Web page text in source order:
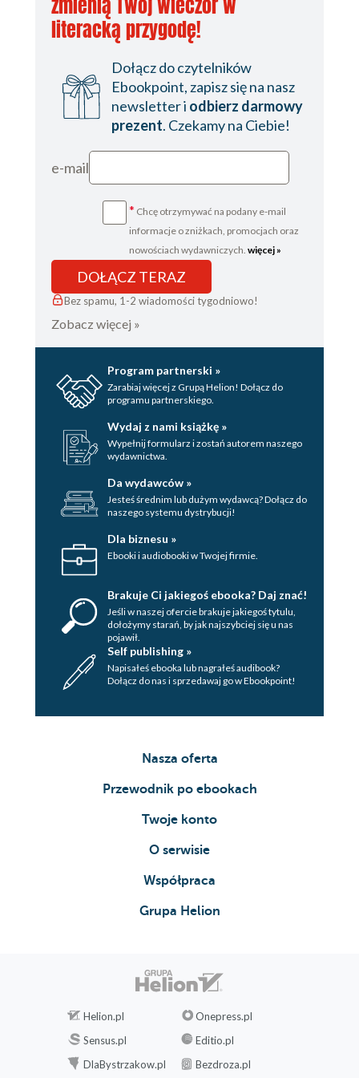
literacką przygodę!
Dołącz do czytelników
Ebookpoint, zapisz się na nasz
newsletter i odbierz darmowy
prezent. Czekamy na Ciebie!
e-mail
* Chcę otrzymywać na podany e-mail
informacje o zniżkach, promocjach oraz
nowościach wydawniczych. więcej »
DOŁĄCZ TERAZ
Bez spamu, 1-2 wiadomości tygodniowo!
Zobacz więcej »
Program partnerski »
Zarabiaj więcej z Grupą Helion! Dołącz do
programu partnerskiego.
Wydaj z nami książkę »
Wypełnij formularz i zostań autorem naszego
wydawnictwa.
Da wydawców »
Jesteś średnim lub dużym wydawcą? Dołącz do
naszego systemu dystrybucji!
Dla biznesu »
Ebooki i audiobooki w Twojej firmie.
Brakuje Ci jakiegoś ebooka? Daj znać!
Jeśli w naszej ofercie brakuje jakiegoś tytulu,
dołożymy starań, by jak najszybciej się u nas
pojawił.
Self publishing »
Napisałeś ebooka lub nagrałeś audibook?
Dołącz do nas i sprzedawaj go w Ebookpoint!
Nasza oferta
Przewodnik po ebookach
Twoje konto
O serwisie
Współpraca
Grupa Helion
Helion.pl
Onepress.pl
Sensus.pl
Editio.pl
DlaBystrzakow.pl
Bezdroza.pl